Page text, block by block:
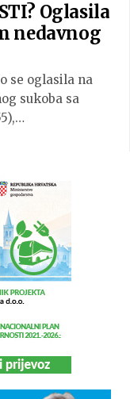
Oglasila
nedavnog
se oglasila na
sukoba sa